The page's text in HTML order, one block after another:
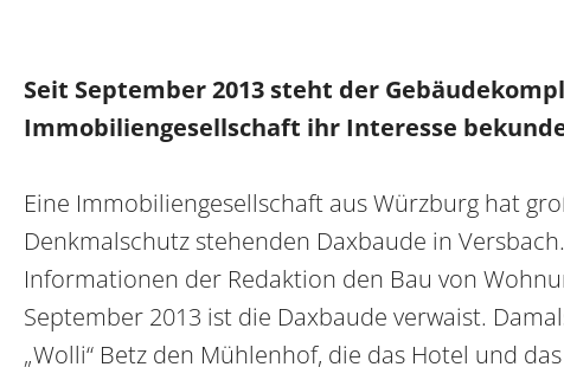
Seit September 2013 steht der
Immobiliengesellschaft ihr Interesse
Eine Immobiliengesellschaft aus Würzburg hat
Denkmalschutz stehenden Daxbaude in
Informationen der Redaktion den Bau von
September 2013 ist die Daxbaude verwaist.
„Wolli“ Betz den Mühlenhof, die das Hotel und